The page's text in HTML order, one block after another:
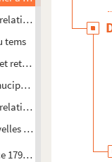
à la Révolution
tems
retranscription
a tous les bons
à la Révolution
impositions du
(3)